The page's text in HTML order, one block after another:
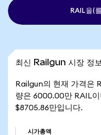
RAIL을(
최신 Railgun 시장 정보
Railgun의 현재 가격은
량은 6000.00만 RAIL
$8705.86만입니다.
시가총액